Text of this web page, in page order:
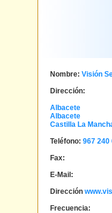
Nombre: Visión
Dirección:
Albacete
Albacete
Castilla La
Teléfono: 967 240
Fax:
E-Mail:
Dirección
Frecuencia: